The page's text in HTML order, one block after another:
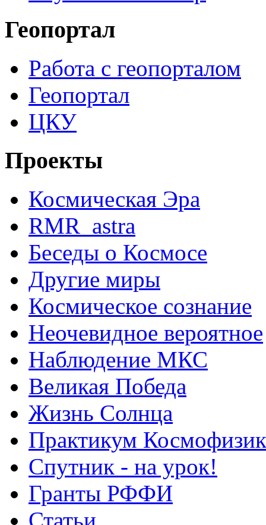
Геопортал
Работа с геопорталом
Геопортал
ЦКУ
Проекты
Космическая Эра
RMR_astra
Беседы о Космосе
Другие миры
Космическое сознание
Неочевидное вероятное
Наблюдение МКС
Великая Победа
Жизнь Солнца
Практикум
Спутник - на урок!
Гранты РФФИ
Статьи